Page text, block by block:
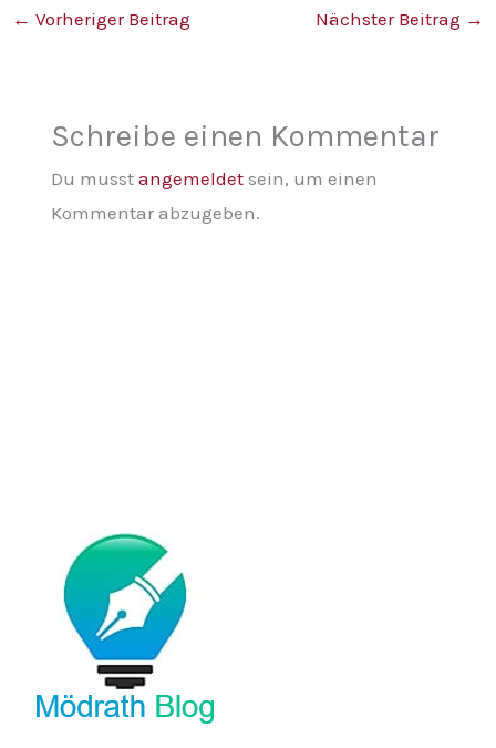
← Vorheriger Beitrag Nächster Beitrag →
Schreibe einen Kommentar
Du musst angemeldetsein, um einen
Kommentar abzugeben.